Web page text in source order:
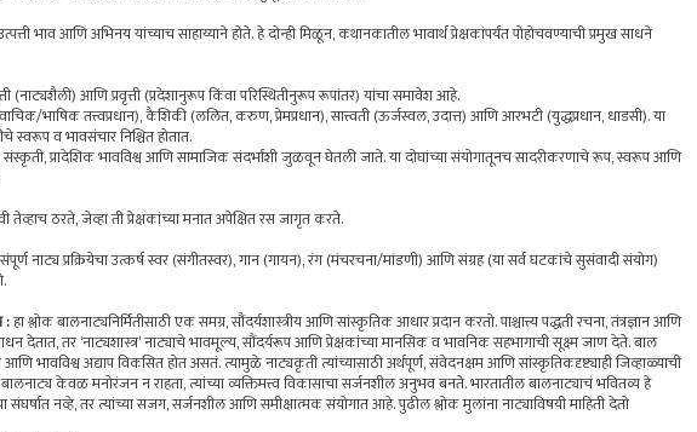
भाव आणि अभिनय यांच्याच साहाय्याने होते. हे दोन्ही मिळून, कथानकातील भावार्थ प्रेक्षकांपर्यंत पोहोचवण्याची प्रमुख साधने
(नाट्यशैली) आणि प्रवृत्ती (प्रदेशानुरूप किंवा परिस्थितीनुरूप रूपांतर) यांचा समावेश आहे.
(वाचिक/भाषिक तत्त्वप्रधान), कैशिकी (ललित, करुण, प्रेमप्रधान), सात्त्वती (ऊर्जस्वल, उदात्त) आणि आरभटी (युद्धप्रधान, धाडसी). या
स्वरूप व भावसंचार निश्चित होतात.
संस्कृती, प्रादेशिक भावविश्व आणि सामाजिक संदर्भांशी जुळवून घेतली जाते. या दोघांच्या संयोगातूनच सादरीकरणाचे रूप, स्वरूप आणि
तेव्हाच ठरते, जेव्हा ती प्रेक्षकांच्या मनात अपेक्षित रस जागृत करते.
नाट्य प्रक्रियेचा उत्कर्ष स्वर (संगीतस्वर), गान (गायन), रंग (मंचरचना/मांडणी) आणि संग्रह (या सर्व घटकांचे सुसंवादी संयोग)
:हा श्लोक बालनाट्यनिर्मितीसाठी एक समग्र, सौंदर्यशास्त्रीय आणि सांस्कृतिक आधार प्रदान करतो. पाश्चात्त्य पद्धती रचना, तंत्रज्ञान आणि
देतात, तर ‘नाट्यशास्त्र’ नाट्याचे भावमूल्य, सौंदर्यरूप आणि प्रेक्षकांच्या मानसिक व भावनिक सहभागाची सूक्ष्म जाण देते. बाल
आणि भावविश्व अद्याप विकसित होत असतं. त्यामुळे नाट्यकृती त्यांच्यासाठी अर्थपूर्ण, संवेदनक्षम आणि सांस्कृतिकदृष्ट्याही जिव्हाळ्याची
केवळ मनोरंजन न राहता, त्यांच्या व्यक्तिमत्त्व विकासाचा सर्जनशील अनुभव बनते. भारतातील बालनाट्याचं भवितव्य हे
नव्हे, तर त्यांच्या सजग, सर्जनशील आणि समीक्षात्मक संयोगात आहे. पुढील श्लोक मुलांना नाट्याविषयी माहिती देतो